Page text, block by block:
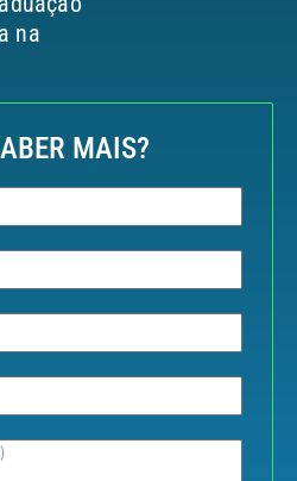
na
MAIS?